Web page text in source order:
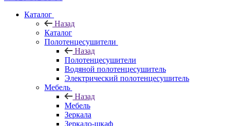
Каталог
Назад
Каталог
Полотенцесушители
Назад
Полотенцесушители
Водяной полотенцесушитель
Электрический полотенцесушитель
Мебель
Назад
Мебель
Зеркала
Зеркало-шкаф